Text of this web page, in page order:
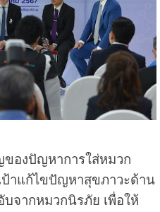
งปัญหาการใส่หมวก
าแก้ไขปัญหาสุขภาวะด้าน
จากหมวกนิรภัย เพื่อให้